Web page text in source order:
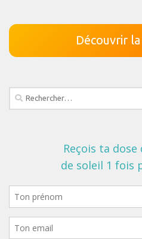
Découvrir
Rechercher :